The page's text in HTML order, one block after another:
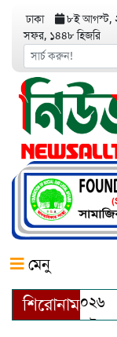
ঢাকা ৮ই আগস্ট,
সফর, ১৪৪৮ হিজরি
মেনু
শিরোনাম
খালেক এর ইন্তেকাল